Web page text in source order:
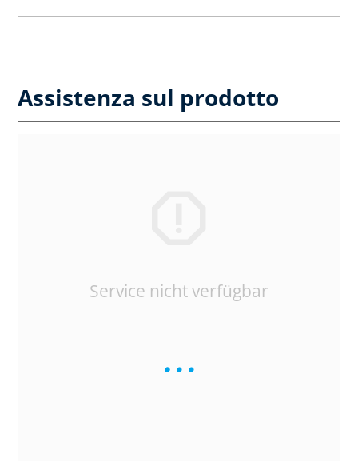
Assistenza sul prodotto
Service nicht verfügbar